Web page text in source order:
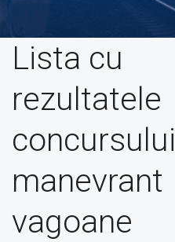
Lista cu
rezultatele
concursului
manevrant
vagoane